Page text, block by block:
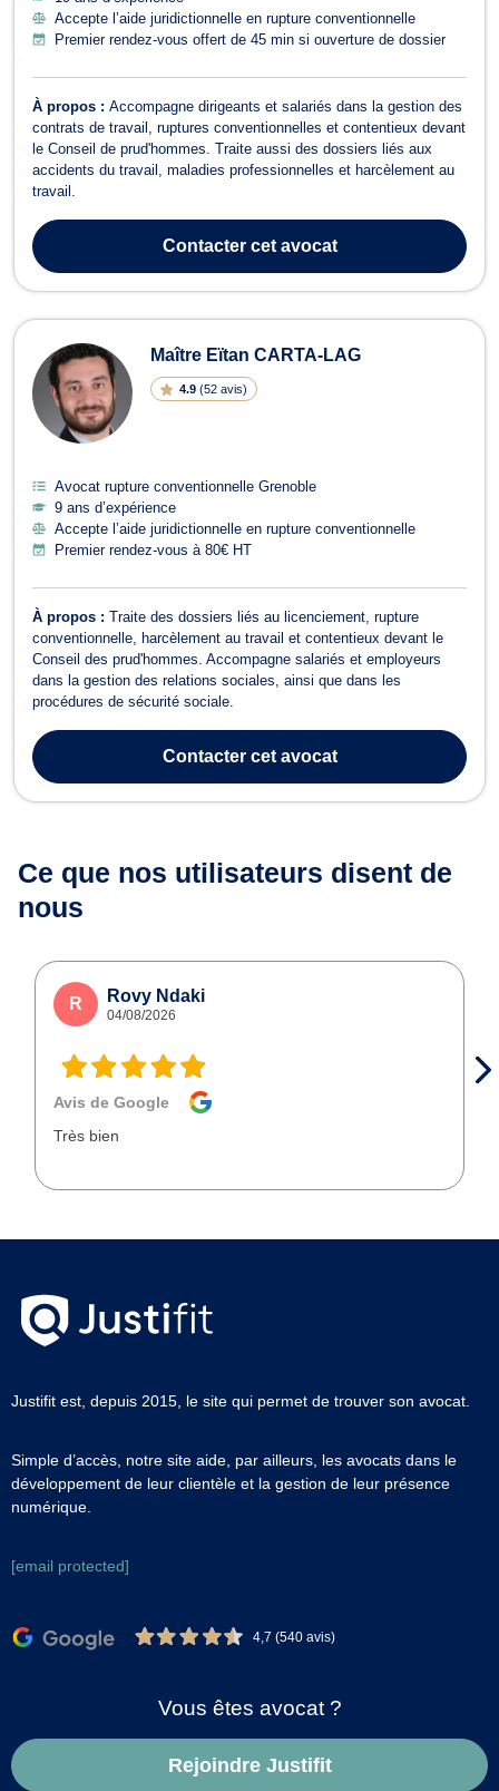
Accepte l’aide juridictionnelle en rupture conventionnelle
Premier rendez-vous offert de 45 min si ouverture de dossier
À propos : Accompagne dirigeants et salariés dans la gestion des
contrats de travail, ruptures conventionnelles et contentieux devant
le Conseil de prud'hommes. Traite aussi des dossiers liés aux
accidents du travail, maladies professionnelles et harcèlement au
travail.
Contactercet avocat
Maître Eïtan CARTA-LAG
4.9 (52 avis)
Avocat rupture conventionnelle Grenoble
9 ans d’expérience
Accepte l’aide juridictionnelle en rupture conventionnelle
Premier rendez-vous à 80€ HT
À propos : Traite des dossiers liés au licenciement, rupture
conventionnelle, harcèlement au travail et contentieux devant le
Conseil des prud'hommes. Accompagne salariés et employeurs
dans la gestion des relations sociales, ainsi que dans les
procédures de sécurité sociale.
Contactercet avocat
Ce que nos utilisateurs disent de
nous
R Rovy Ndaki
04/08/2026
Avis de Google
Très bien
Justifit est, depuis 2015, le site qui permet de trouver son avocat.
Simple d’accès, notre site aide, par ailleurs, les avocats dans le
développement de leur clientèle et la gestion de leur présence
numérique.
[email protected]
4,7 (540 avis)
Vous êtes avocat ?
Rejoindre Justifit